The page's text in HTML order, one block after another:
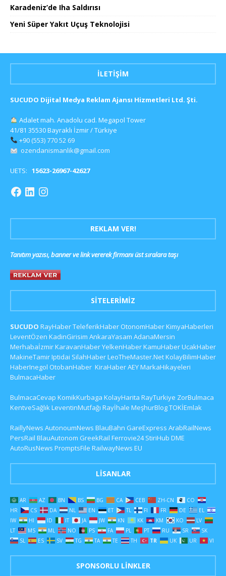
Karadeniz’de Iha Saldırısı
Yeni Süper Yakıt Uçuş Teknolojisi
İLETIŞIM
SUCUDO Dijital Medya Reklam Ajansı Hizmetleri Ltd. Şti.
Adalet mah. Anadolu cad. Megapol Tower
41/81 35530 Bayraklı İzmir / Türkiye
+90 (553) 770 52 69
ozendanismanlik@gmail.com
UETS: 15623-26967-42627
REKLAM VER!
Tanıtım yazısı, banner ve link vererek firmanı üst sıralara taşı
SITELERIMIZ
SUCUDO RayHaberTeleferikHaber OtonomHaberKimyaHaberleri
LeventÖzen KadinGirisim AnkaraYasam AdanaMersin
MerhabaİzmirKaravanHaberYelkenHaberKamuHaberUcakHaber
MakineTamirIptidai SilahHaberLeoTheMaster.NetKolayBilimHaber
HaberInegol OtobanHaber KiraHaberAEYMarkaHikayeleri
BulmacaHaber
BulmacaCevap KomikKurbaga KolayHarita RayTurkiye ZorBulmaca
KentveSağlık LeventinMutfağı Rayİhale MeşhurBlogTOKİEmlak
RaillyNews AutonoumNews BlauBahn GareExpress ArabRailNews
PersRail BlauAutonom GreekRail Ferrovie24 StiriHub DME
AutoRusNews PromptsFile RailwayNews EU
LISANLAR
AR AZ BN BS BG CA CEB ZH-CN
CO
HR
CS DA NL EN ET TL FI FR DE
EL
IW
HI ID IT JA JW KN KK KM KO
LV
LT
MS ML NO PS FA PL PT RU SR
SK
SL
ES SV TG TA TE TH TR UK UR VI
SPONSORLU LINKLER